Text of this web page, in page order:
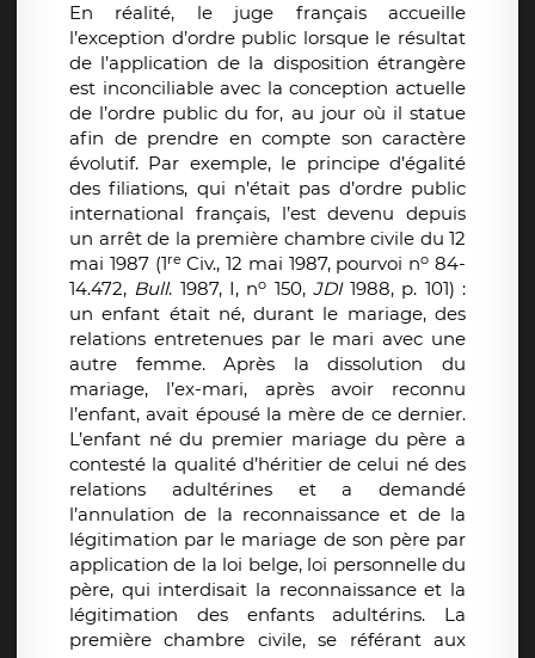
En réalité, le juge français accueille
l’exception d’ordre public lorsque le résultat
de l’application de la disposition étrangère
est inconciliable avec la conception actuelle
de l’ordre public du for, au jour où il statue
afin de prendre en compte son caractère
évolutif. Par exemple, le principe d’égalité
des filiations, qui n’était pas d’ordre public
international français, l’est devenu depuis
un arrêt de la première chambre civile du 12
mai 1987 (1reCiv., 12 mai 1987, pourvoi no 84-
14.472, Bull. 1987, I, no 150, JDI1988, p. 101) :
un enfant était né, durant le mariage, des
relations entretenues par le mari avec une
autre femme. Après la dissolution du
mariage, l’ex-mari, après avoir reconnu
l’enfant, avait épousé la mère de ce dernier.
L’enfant né du premier mariage du père a
contesté la qualité d’héritier de celui né des
relations adultérines et a demandé
l’annulation de la reconnaissance et de la
légitimation par le mariage de son père par
application de la loi belge, loi personnelle du
père, qui interdisait la reconnaissance et la
légitimation des enfants adultérins. La
première chambre civile, se référant aux